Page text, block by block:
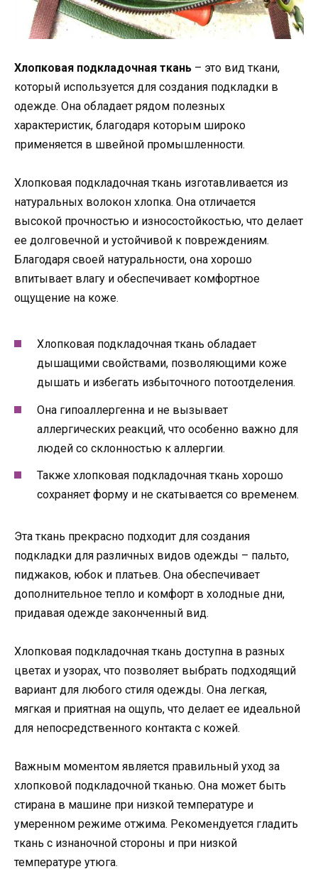
Хлопковая подкладочная ткань – это вид ткани,
который используется для создания подкладки в
одежде. Она обладает рядом полезных
характеристик, благодаря которым широко
применяется в швейной промышленности.
Хлопковая подкладочная ткань изготавливается из
натуральных волокон хлопка. Она отличается
высокой прочностью и износостойкостью, что делает
ее долговечной и устойчивой к повреждениям.
Благодаря своей натуральности, она хорошо
впитывает влагу и обеспечивает комфортное
ощущение на коже.
Хлопковая подкладочная ткань обладает
дышащими свойствами, позволяющими коже
дышать и избегать избыточного потоотделения.
Она гипоаллергенна и не вызывает
аллергических реакций, что особенно важно для
людей со склонностью к аллергии.
Также хлопковая подкладочная ткань хорошо
сохраняет форму и не скатывается со временем.
Эта ткань прекрасно подходит для создания
подкладки для различных видов одежды – пальто,
пиджаков, юбок и платьев. Она обеспечивает
дополнительное тепло и комфорт в холодные дни,
придавая одежде законченный вид.
Хлопковая подкладочная ткань доступна в разных
цветах и узорах, что позволяет выбрать подходящий
вариант для любого стиля одежды. Она легкая,
мягкая и приятная на ощупь, что делает ее идеальной
для непосредственного контакта с кожей.
Важным моментом является правильный уход за
хлопковой подкладочной тканью. Она может быть
стирана в машине при низкой температуре и
умеренном режиме отжима. Рекомендуется гладить
ткань с изнаночной стороны и при низкой
температуре утюга.